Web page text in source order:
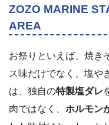
ZOZO MARINE
AREA
お祭りといえば、焼き
ス味だけでなく、塩や
は、独自の特製塩ダレ
肉ではなく、 ホルモン